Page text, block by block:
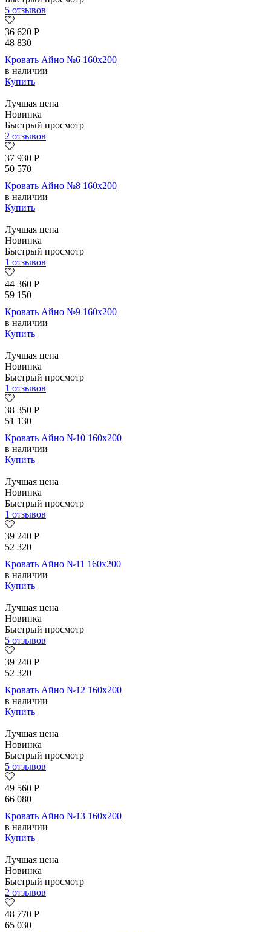
5 отзывов
36 620 Р
48 830
Кровать Айно №6 160х200
в наличии
Купить
Лучшая цена
Новинка
Быстрый просмотр
2 отзывов
37 930 Р
50 570
Кровать Айно №8 160х200
в наличии
Купить
Лучшая цена
Новинка
Быстрый просмотр
1 отзывов
44 360 Р
59 150
Кровать Айно №9 160х200
в наличии
Купить
Лучшая цена
Новинка
Быстрый просмотр
1 отзывов
38 350 Р
51 130
Кровать Айно №10 160х200
в наличии
Купить
Лучшая цена
Новинка
Быстрый просмотр
1 отзывов
39 240 Р
52 320
Кровать Айно №11 160х200
в наличии
Купить
Лучшая цена
Новинка
Быстрый просмотр
5 отзывов
39 240 Р
52 320
Кровать Айно №12 160х200
в наличии
Купить
Лучшая цена
Новинка
Быстрый просмотр
5 отзывов
49 560 Р
66 080
Кровать Айно №13 160х200
в наличии
Купить
Лучшая цена
Новинка
Быстрый просмотр
2 отзывов
48 770 Р
65 030